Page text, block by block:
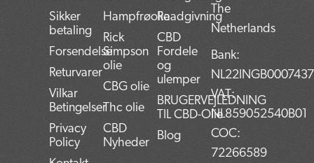
The
Netherlands
Bank:
VAT:
NL859052540B01
COC:
72266589
Sikker
betaling
Forsendelse
Returvarer
Vilkar
Betingelser
Privacy
Policy
Hampfrøolie
Rick
Simpson
olie
CBG olie
Thc olie
CBD
Nyheder
Raadgivning
CBD
Fordele
og
ulemper
BRUGERVEJLEDNING
TIL CBD-Olie
Blog